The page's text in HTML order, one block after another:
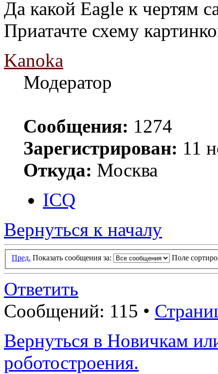
Да какой Eagle к чертям
Приатачте схему
Kanoka
Модератор
Сообщения: 1274
Зарегистрирован: 11
Откуда: Москва
ICQ
Вернуться к началу
Пред. Показать сообщения за: Поле
Ответить
Сообщений: 115 •
Вернуться в Новичкам
роботостроения.